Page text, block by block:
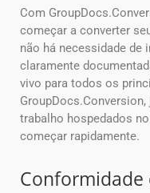
Com
começar a converter
não há necessidade de
claramente
vivo para todos os
trabalho hospedados
começar rapidamente.
Conformidade